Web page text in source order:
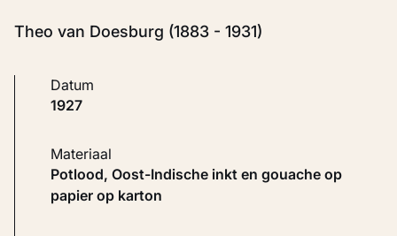
Theo van Doesburg (1883 - 1931)
Datum
1927
Materiaal
Potlood, Oost-Indische inkt en gouache op
papier op karton